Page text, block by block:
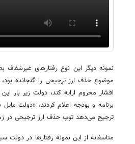
موضوع حذف ارز ترجیحی را گنجانده بود،
اقشار محروم ارایه کند، دولت زیر بار
برنامه و بودجه اعلام کردند، «دولت
ترجیح می‌دهد توپ حذف ارز ترجیحی در
متاسفانه از این نمونه رفتارها در